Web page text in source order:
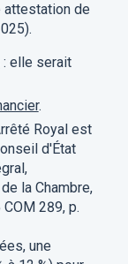
attestation de
: elle serait
.
Royal est
d'État
la Chambre,
289, p.
une